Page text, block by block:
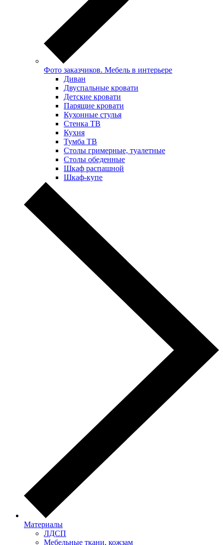
Фото заказчиков. Мебель в интерьере
Диван
Двуспальные кровати
Детские кровати
Парящие кровати
Кухонные стулья
Стенка ТВ
Кухня
Тумба ТВ
Столы гримерные, туалетные
Столы обеденные
Шкаф распашной
Шкаф-купе
Материалы
ЛДСП
Мебельные ткани, кожзам